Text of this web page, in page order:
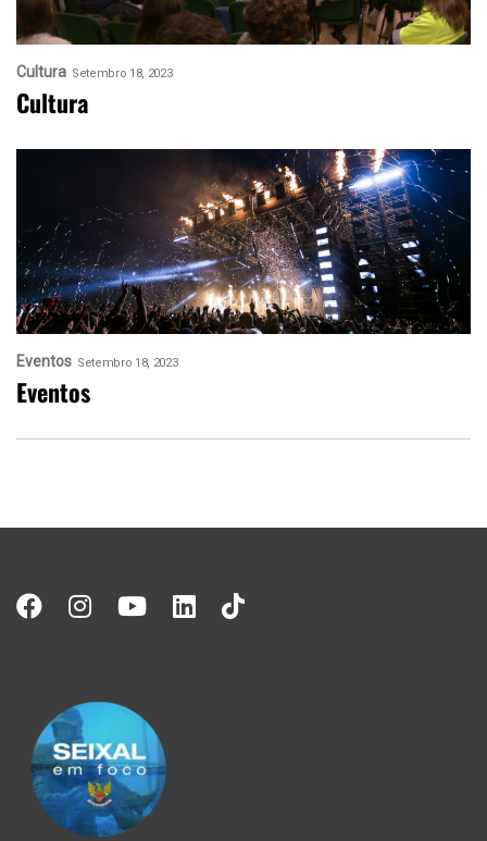
Cultura Setembro 18, 2023
Cultura
Eventos Setembro 18, 2023
Eventos